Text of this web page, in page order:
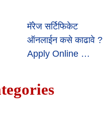
मॅरेज सर्टिफिकेट
ऑनलाईन कसे काढावे ?
Apply Online …